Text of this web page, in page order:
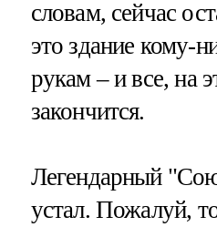
словам, сейчас
это здание кому-
рукам – и все, на
закончится.
Легендарный
устал. Пожалуй,